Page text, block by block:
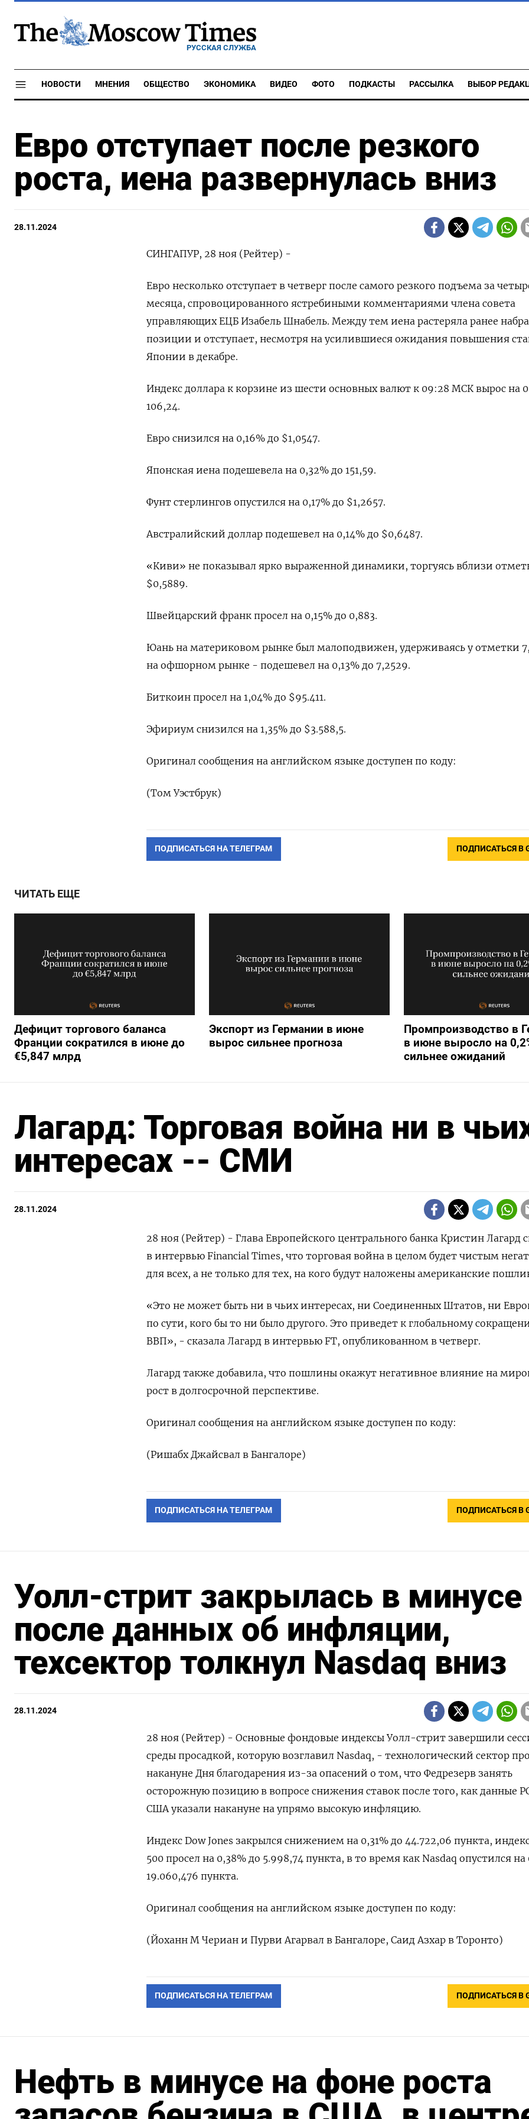
РУССКАЯ СЛУЖБА
НОВОСТИ МНЕНИЯ ОБЩЕСТВО ЭКОНОМИКА ВИДЕО ФОТО ПОДКАСТЫ РАССЫЛКА ВЫБОР
Евро отступает после резкого
роста, иена развернулась вниз
28.11.2024
СИНГАПУР, 28 ноя (Рейтер) -
Евро несколько отступает в четверг после самого резкого подъема за
месяца, спровоцированного ястребиными комментариями члена совета
управляющих ЕЦБ Изабель Шнабель. Между тем иена растеряла ранее
позиции и отступает, несмотря на усилившиеся ожидания повышения
Японии в декабре.
Индекс доллара к корзине из шести основных валют к 09:28 МСК вырос на
106,24​.
Евро снизился на 0,16% до $1,0547​.
Японская иена подешевела на 0,32%​ до 151,59.
Фунт стерлингов опустился на 0,17% до $1,2657​.
Австралийский доллар подешевел на 0,14% до $0,6487​.
«Киви» не показывал ярко выраженной динамики, торгуясь вблизи
$0,5889​.
Швейцарский франк просел на 0,15% до 0,883​.
Юань на материковом рынке был малоподвижен, удерживаясь у отметки
на офшорном рынке - подешевел на 0,13% до 7,2529.
Биткоин просел на 1,04% до $95.411.
Эфириум снизился на 1,35% до $3.588,5.
Оригинал сообщения на английском языке доступен по коду:
(Том Уэстбрук)
ПОДПИСАТЬСЯ НА ТЕЛЕГРАМ ПОДПИСАТЬСЯ В
ЧИТАТЬ ЕЩЕ
Дефицит торгового баланса
Франции сократился в июне до
€5,847 млрд
Экспорт из Германии в июне
вырос сильнее прогноза
Промпроизводство в
в июне выросло на
сильнее ожиданий
Лагард: Торговая война ни в
интересах -- СМИ
28.11.2024
28 ноя (Рейтер) - Глава Европейского центрального банка Кристин Лагард
в интервью Financial Times, что торговая война в целом будет чистым
для всех, а не только для тех, на кого будут наложены американские
«Это не может быть ни в чьих интересах, ни Соединенных Штатов, ни
по сути, кого бы то ни было другого. Это приведет к глобальному
ВВП», - сказала Лагард в интервью FT, опубликованном в четверг.
Лагард также добавила, что пошлины окажут негативное влияние на
рост в долгосрочной перспективе.
Оригинал сообщения на английском языке доступен по коду:
(Ришабх Джайсвал в Бангалоре)
ПОДПИСАТЬСЯ НА ТЕЛЕГРАМ ПОДПИСАТЬСЯ В
Уолл-стрит закрылась в минусе
после данных об инфляции,
техсектор толкнул Nasdaq вниз
28.11.2024
28 ноя (Рейтер) - Основные фондовые индексы Уолл-стрит завершили
среды просадкой, которую возглавил Nasdaq, - технологический сектор
накануне Дня благодарения из-за опасений о том, что Федрезерв занять
осторожную позицию в вопросе снижения ставок после того, как данные
США указали накануне на упрямо высокую инфляцию.
Индекс Dow Jones закрылся снижением на 0,31% до 44.722,06 пункта,
500 просел на 0,38% до 5.998,74 пункта​, в то время как ​Nasdaq опустился на
19.060,476 пункта​.
Оригинал сообщения на английском языке доступен по коду:
(Йоханн М Чериан и Пурви Агарвал в Бангалоре, Саид Азхар в Торонто)
ПОДПИСАТЬСЯ НА ТЕЛЕГРАМ ПОДПИСАТЬСЯ В
Нефть в минусе на фоне роста